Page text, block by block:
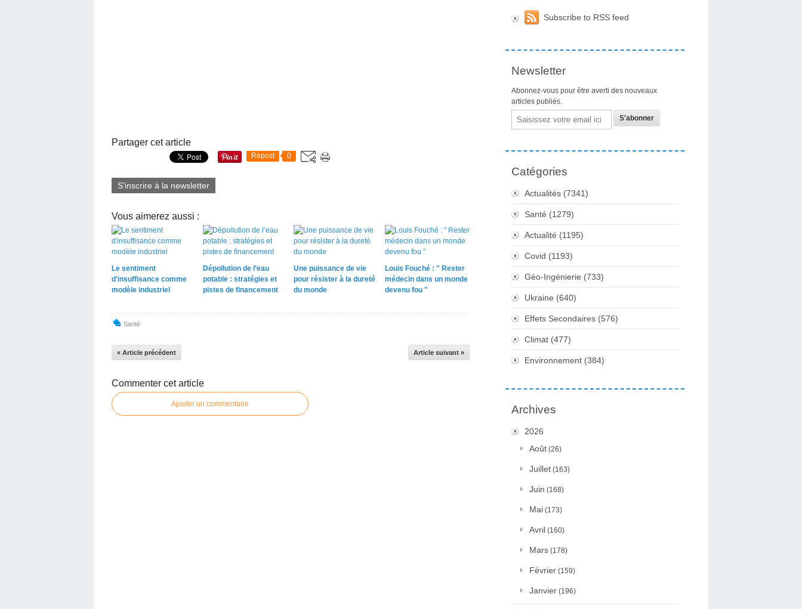
Partager cet article
Repost 0
S'inscrire à la newsletter
Vous aimerez aussi :
Le sentiment
d'insuffisance comme
modèle industriel
Dépollution de l’eau
potable : stratégies et
pistes de financement
Une puissance de vie
pour résister à la dureté
du monde
Louis Fouché : " Rester
médecin dans un monde
devenu fou "
Santé
« Article précédent Article suivant »
Commenter cet article
Ajouter un commentaire
Subscribe to RSS feed
Newsletter
Abonnez-vous pour être averti des nouveaux
articles publiés.
Email
Catégories
Actualités (7341)
Santé (1279)
Actualité (1195)
Covid (1193)
Géo-Ingénierie (733)
Ukraine (640)
Effets Secondaires (576)
Climat (477)
Environnement (384)
Archives
2026
Août (26)
Juillet (163)
Juin (168)
Mai (173)
Avril (160)
Mars (178)
Février (159)
Janvier (196)